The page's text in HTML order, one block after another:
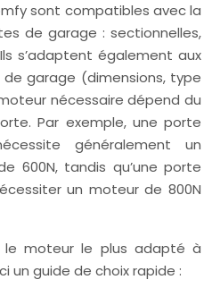
sont compatibles avec la
de garage : sectionnelles,
s’adaptent également aux
garage (dimensions, type
nécessaire dépend du
Par exemple, une porte
généralement un
600N, tandis qu’une porte
un moteur de 800N
le moteur le plus adapté à
un guide de choix rapide :